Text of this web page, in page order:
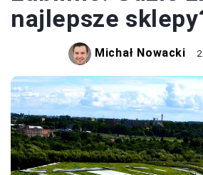
najlepsze
Michał Nowacki